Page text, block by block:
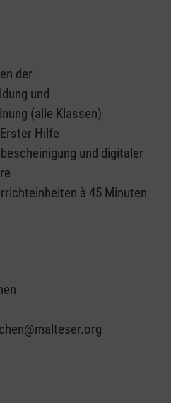
der
und
(alle Klassen)
Hilfe
und digitaler
à 45 Minuten